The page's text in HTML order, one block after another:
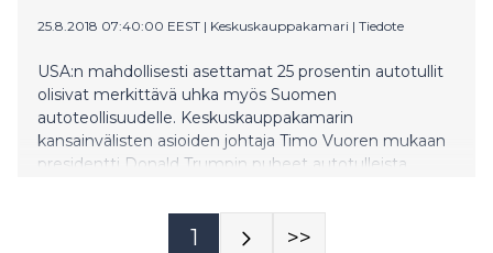
25.8.2018 07:40:00 EEST | Keskuskauppakamari | Tiedote
USA:n mahdollisesti asettamat 25 prosentin autotullit
olisivat merkittävä uhka myös Suomen
autoteollisuudelle. Keskuskauppakamarin
kansainvälisten asioiden johtaja Timo Vuoren mukaan
presidentti Donald Trumpin puheet autotulleista
1 >>